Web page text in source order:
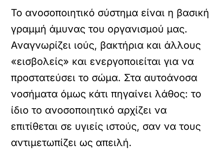
Το ανοσοποιητικό σύστημα είναι η βασική
γραμμή άμυνας του οργανισμού μας.
Αναγνωρίζει ιούς, βακτήρια και άλλους
«εισβολείς» και ενεργοποιείται για να
προστατεύσει το σώμα. Στα αυτοάνοσα
νοσήματα όμως κάτι πηγαίνει λάθος: το
ίδιο το ανοσοποιητικό αρχίζει να
επιτίθεται σε υγιείς ιστούς, σαν να τους
αντιμετωπίζει ως απειλή.